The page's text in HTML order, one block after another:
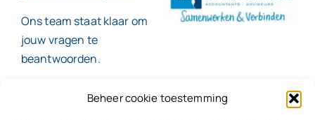
Beheer cookie toestemming
Ons team staat klaar om
jouw vragen te
beantwoorden.
Contact